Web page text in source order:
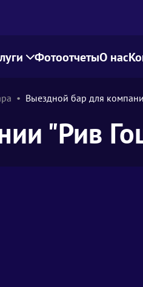
ФотоотчетыО нас
Выездной бар для
"Рив